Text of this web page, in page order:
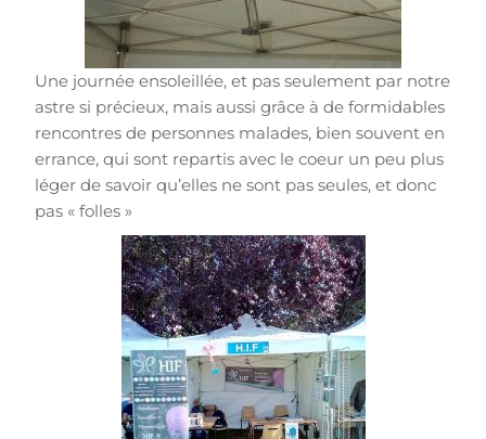
Une journée ensoleillée, et pas seulement par notre
astre si précieux, mais aussi grâce à de formidables
rencontres de personnes malades, bien souvent en
errance, qui sont repartis avec le coeur un peu plus
léger de savoir qu’elles ne sont pas seules, et donc
pas « folles »